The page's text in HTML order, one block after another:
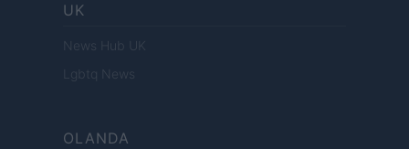
UK
News Hub UK
Lgbtq News
OLANDA